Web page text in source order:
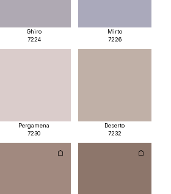
Ghiro
7224
Mirto
7226
Pergamena
7230
Deserto
7232